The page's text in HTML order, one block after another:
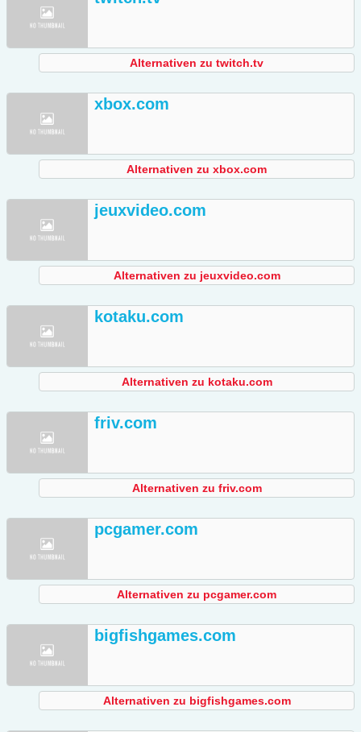
Alternativen zu twitch.tv
xbox.com
Alternativen zu xbox.com
jeuxvideo.com
Alternativen zu jeuxvideo.com
kotaku.com
Alternativen zu kotaku.com
friv.com
Alternativen zu friv.com
pcgamer.com
Alternativen zu pcgamer.com
bigfishgames.com
Alternativen zu bigfishgames.com